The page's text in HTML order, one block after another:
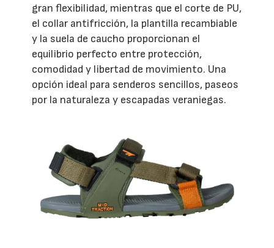
gran flexibilidad, mientras que el corte de PU,
el collar antifricción, la plantilla recambiable
y la suela de caucho proporcionan el
equilibrio perfecto entre protección,
comodidad y libertad de movimiento. Una
opción ideal para senderos sencillos, paseos
por la naturaleza y escapadas veraniegas.